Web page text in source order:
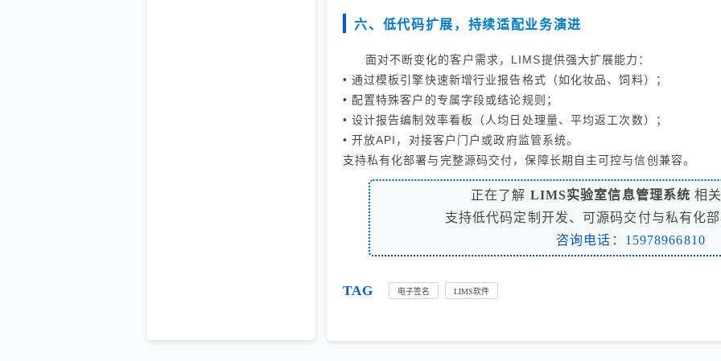
六、低代码扩展，持续适配业务演进
面对不断变化的客户需求，LIMS提供强大扩展能力：
• 通过模板引擎快速新增行业报告格式（如化妆品、饲料）；
• 配置特殊客户的专属字段或结论规则；
• 设计报告编制效率看板（人均日处理量、平均返工次数）；
• 开放API，对接客户门户或政府监管系统。
支持私有化部署与完整源码交付，保障长期自主可控与信创兼容。
正在了解 LIMS实验室信息管理系统 相
支持低代码定制开发、可源码交付与私有化
咨询电话：15978966810
TAG 电子签名 LIMS软件